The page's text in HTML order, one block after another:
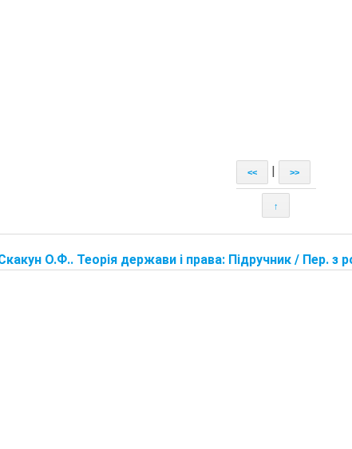
<< >>
↑
О.Ф.. Теорія держави і права: Підручник / Пер. з